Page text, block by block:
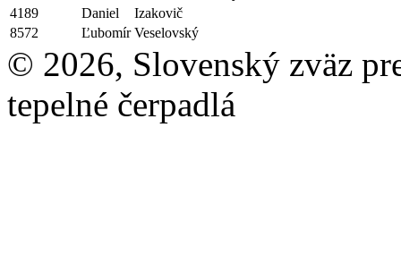
4189
Daniel
Izakovič
8572
Ľubomír Veselovský
© 2026, Slovenský zväz
tepelné čerpadlá